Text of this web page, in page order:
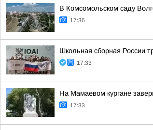
В Комсомольском саду
17:36
Школьная сборная России
17:33
На Мамаевом кургане
17:33